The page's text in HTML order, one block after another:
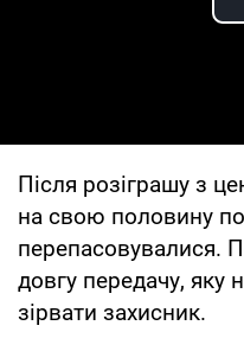
Після розіграшу з
на свою половину
перепасовувалися.
довгу передачу, яку
зірвати захисник.